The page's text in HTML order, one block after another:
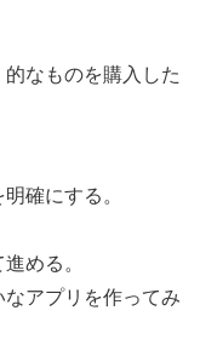
なものを購入した
確にする。
める。
アプリを作ってみ